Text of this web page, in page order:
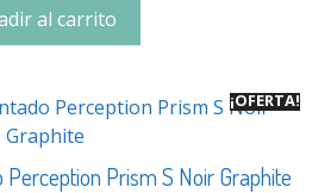
al carrito
¡OFERTA!
Prism S Noir Graphite